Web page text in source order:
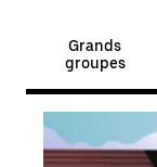
Grands
groupes